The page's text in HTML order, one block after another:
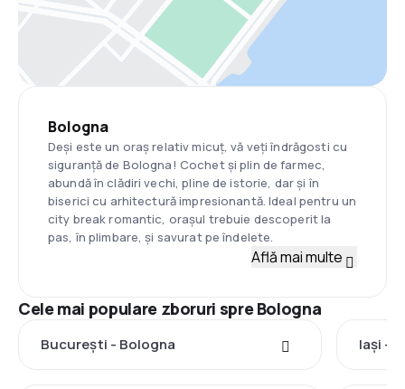
Bologna
Deși este un oraș relativ micuț, vă veți îndrăgosti cu
siguranță de Bologna! Cochet și plin de farmec,
abundă în clădiri vechi, pline de istorie, dar și în
biserici cu arhitectură impresionantă. Ideal pentru un
city break romantic, orașul trebuie descoperit la
pas, în plimbare, și savurat pe îndelete.
Află mai multe
Cele mai populare zboruri spre Bologna
București - Bologna Iași -